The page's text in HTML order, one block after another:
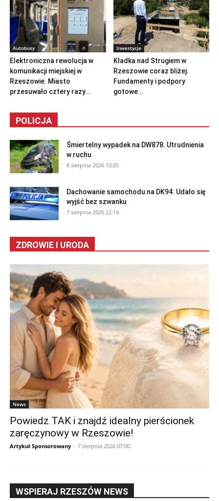
Autobusy
Elektroniczna rewolucja w
komunikacji miejskiej w
Rzeszowie. Miasto
przesuwało cztery razy...
Inwestycje
Kładka nad Strugiem w
Rzeszowie coraz bliżej.
Fundamenty i podpory
gotowe...
POLICJA
Śmiertelny wypadek na DW878. Utrudnienia
w ruchu
8 sierpnia 2026 13:05
Dachowanie samochodu na DK94. Udało się
wyjść bez szwanku
7 sierpnia 2026 22:14
ZDROWIE I URODA
News
Powiedz TAK i znajdź idealny pierścionek
zaręczynowy w Rzeszowie!
Artykuł Sponsorowany - 7 sierpnia 2026 07:00
WSPIERAJ RZESZÓW NEWS